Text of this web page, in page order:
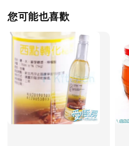
您可能也喜歡